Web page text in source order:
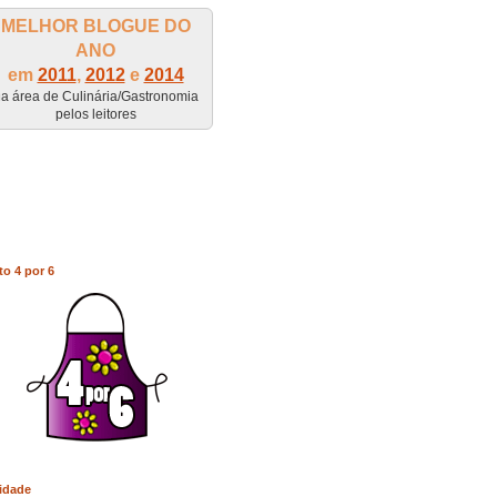
MELHOR BLOGUE DO
ANO
em 2011, 2012e 2014
área de Culinária/Gastronomia
pelos leitores
4 por 6